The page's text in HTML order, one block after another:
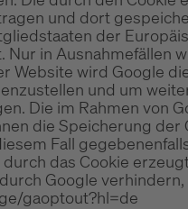
und dort
der
in Ausnahmefällen
wird Google
und um
Die im Rahmen von
die Speicherung
Fall
das Cookie
Google
gaoptout?hl=de